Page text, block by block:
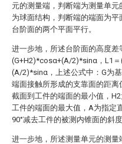
元的测量端，判断端为测量单
为球面结构，判断端的端面为
台阶面的两个平面平行。
进一步地，所述台阶面的高度差
(G+H2)*cosα+(A/2)*sinα，L1
(A/2)*sinα，上述公式中：G为
端面接触所形成的支靠面的距离
截面到工件的端面的最小值，
工件的端面的最大值，A为指定
90°减去工件的被测内锥面的斜度
进一步地，所述测量单元的测